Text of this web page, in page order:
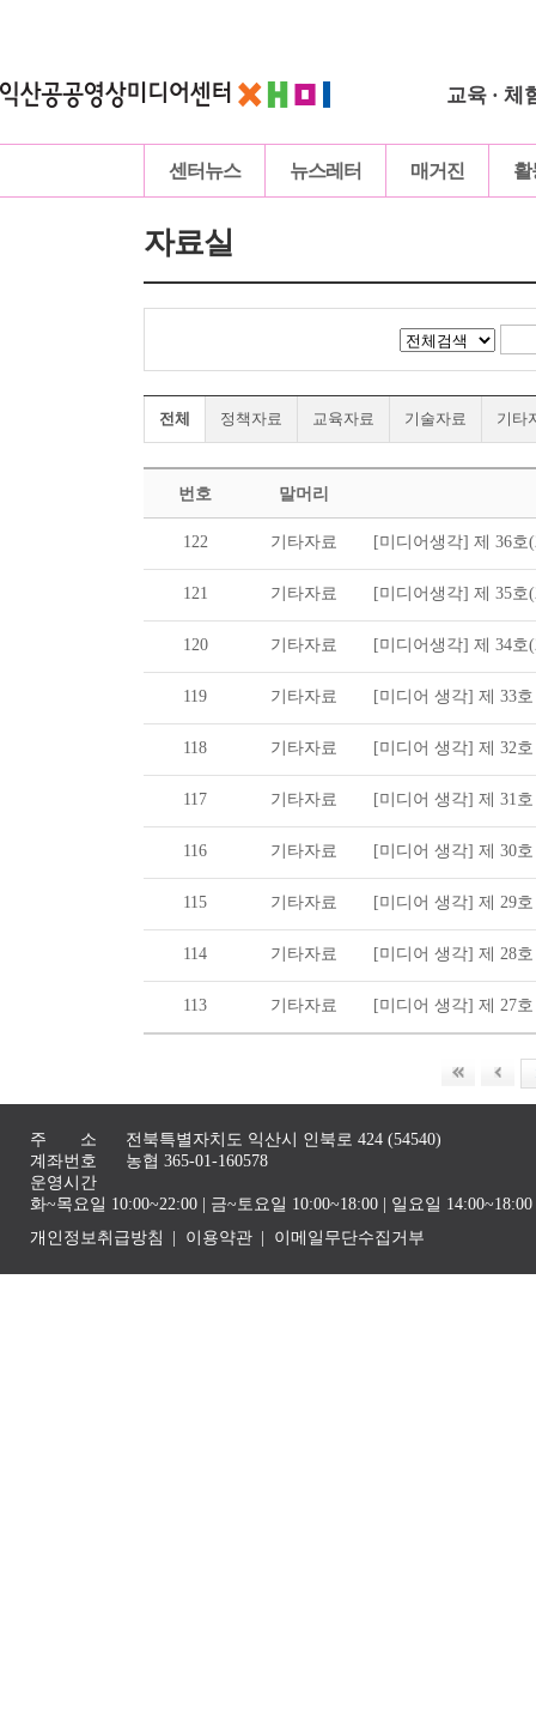
교육 · 체
센터뉴스 뉴스레터 매거진 활
자료실
전체 정책자료 교육자료 기술자료 기타
번호 말머리
122 기타자료 [미디어생각] 제 36호
121 기타자료 [미디어생각] 제 35호
120 기타자료 [미디어생각] 제 34호
119 기타자료 [미디어 생각] 제 33호
118 기타자료 [미디어 생각] 제 32호
117 기타자료 [미디어 생각] 제 31호
116 기타자료 [미디어 생각] 제 30호
115 기타자료 [미디어 생각] 제 29호
114 기타자료 [미디어 생각] 제 28호
113 기타자료 [미디어 생각] 제 27호
주 소
전북특별자치도 익산시 인북로 424 (54540)
계좌번호
농협 365-01-160578
운영시간
화~목요일 10:00~22:00 | 금~토요일 10:00~18:00 | 일요일
개인정보취급방침
이용약관 이메일무단수집거부